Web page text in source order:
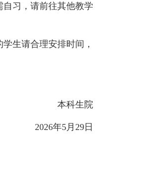
习，请前往其他教学
生请合理安排时间，
本科生院
2026年5月29日